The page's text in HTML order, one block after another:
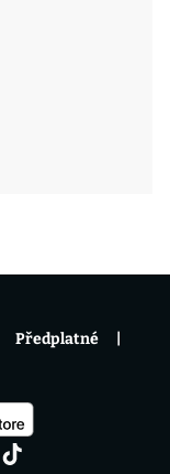
Předplatné